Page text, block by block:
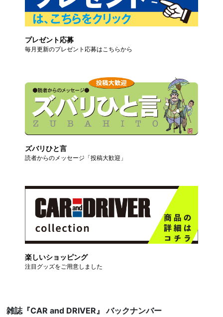
プレゼント応募
毎月更新のプレゼント応募はこちらから
ズバリひと言
読者からのメッセージ「投稿大歓迎」
楽しいショッピング
注目グッズをご用意しました
雑誌『CAR and DRIVER』 バックナンバー